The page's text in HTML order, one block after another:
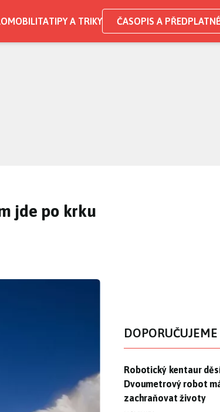
TIPY A TRIKY ČASOPIS A PŘEDPLATNÉ
jde po krku
DOPORUČUJEME
Robotický kentaur
Robotický kentaur
Dvoumetrový robot
zachraňovat životy